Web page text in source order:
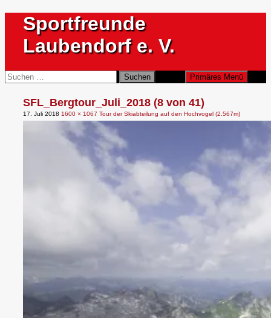
Inhalt
springen
Sportfreunde
Laubendorf e. V.
Suchen Primäres Menü
Suchen
nach:
SFL_Bergtour_Juli_2018 (8 von 41)
17. Juli 2018 1600 × 1067 Tour der Skiabteilung auf den Hochvogel (2.567m)